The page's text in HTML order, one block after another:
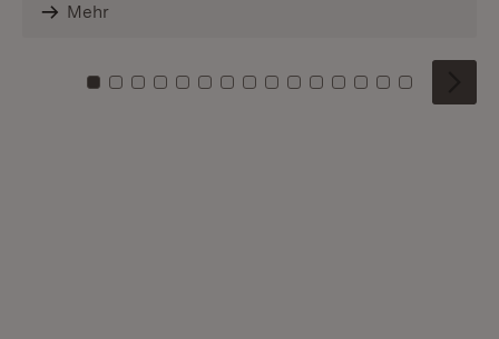
Mehr
Zu Kachel: 0
Zu Kachel: 1
Zu Kachel: 2
Zu Kachel: 3
Zu Kachel: 4
Zu Kachel: 5
Zu Kachel: 6
Zu Kachel: 7
Zu Kachel: 8
Zu Kachel: 9
Zu Kachel: 10
Zu Kachel: 11
Zu Kachel: 12
Zu Kachel:
Zu